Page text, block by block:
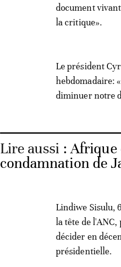
document
la critique».
Le président
hebdomadaire:
diminuer notre
Lire aussi :Afrique
condamnation de
Lindiwe Sisulu,
la tête de
décider en
présidentielle.